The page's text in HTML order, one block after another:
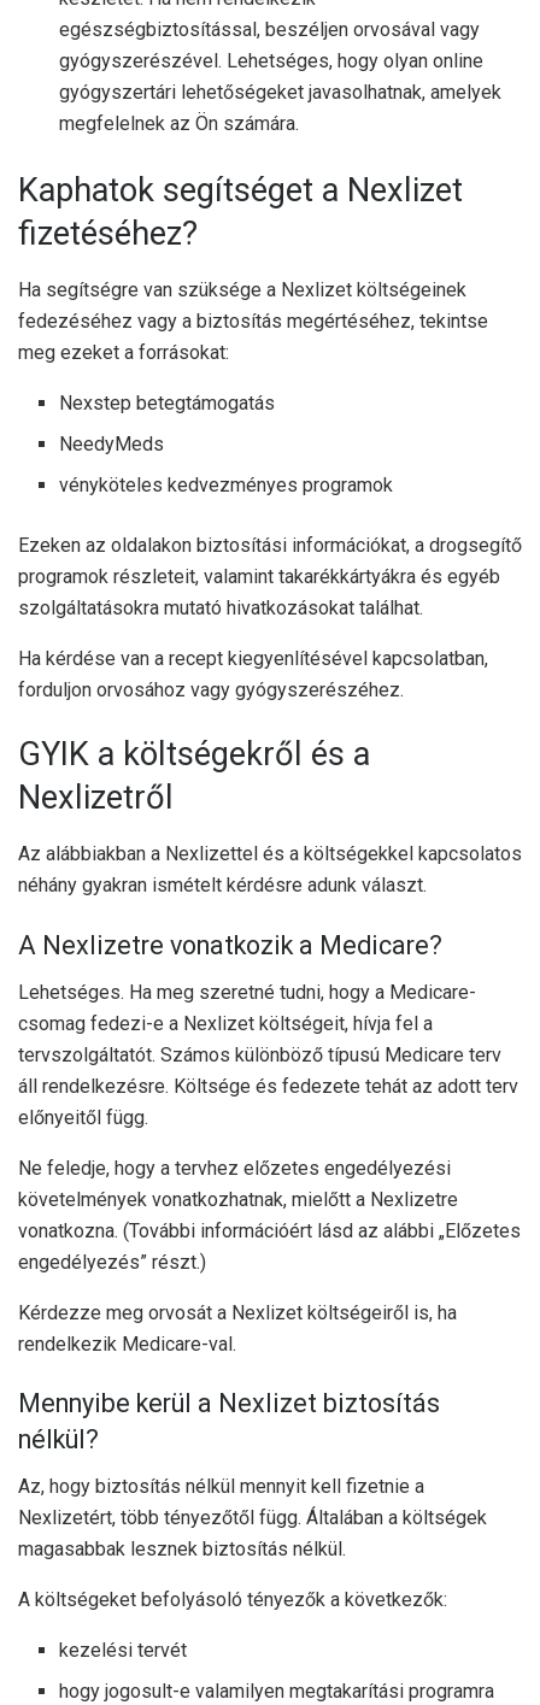
egészségbiztosítással, beszéljen orvosával vagy
gyógyszerészével. Lehetséges, hogy olyan online
gyógyszertári lehetőségeket javasolhatnak, amelyek
megfelelnek az Ön számára.
Kaphatok segítséget a Nexlizet
fizetéséhez?
Ha segítségre van szüksége a Nexlizet költségeinek
fedezéséhez vagy a biztosítás megértéséhez, tekintse
meg ezeket a forrásokat:
Nexstep betegtámogatás
NeedyMeds
vényköteles kedvezményes programok
Ezeken az oldalakon biztosítási információkat, a drogsegítő
programok részleteit, valamint takarékkártyákra és egyéb
szolgáltatásokra mutató hivatkozásokat találhat.
Ha kérdése van a recept kiegyenlítésével kapcsolatban,
forduljon orvosához vagy gyógyszerészéhez.
GYIK a költségekről és a
Nexlizetről
Az alábbiakban a Nexlizettel és a költségekkel kapcsolatos
néhány gyakran ismételt kérdésre adunk választ.
A Nexlizetre vonatkozik a Medicare?
Lehetséges. Ha meg szeretné tudni, hogy a Medicare-
csomag fedezi-e a Nexlizet költségeit, hívja fel a
tervszolgáltatót. Számos különböző típusú Medicare terv
áll rendelkezésre. Költsége és fedezete tehát az adott terv
előnyeitől függ.
Ne feledje, hogy a tervhez előzetes engedélyezési
követelmények vonatkozhatnak, mielőtt a Nexlizetre
vonatkozna. (További információért lásd az alábbi „Előzetes
engedélyezés” részt.)
Kérdezze meg orvosát a Nexlizet költségeiről is, ha
rendelkezik Medicare-val.
Mennyibe kerül a Nexlizet biztosítás
nélkül?
Az, hogy biztosítás nélkül mennyit kell fizetnie a
Nexlizetért, több tényezőtől függ. Általában a költségek
magasabbak lesznek biztosítás nélkül.
A költségeket befolyásoló tényezők a következők:
kezelési tervét
hogy jogosult-e valamilyen megtakarítási programra